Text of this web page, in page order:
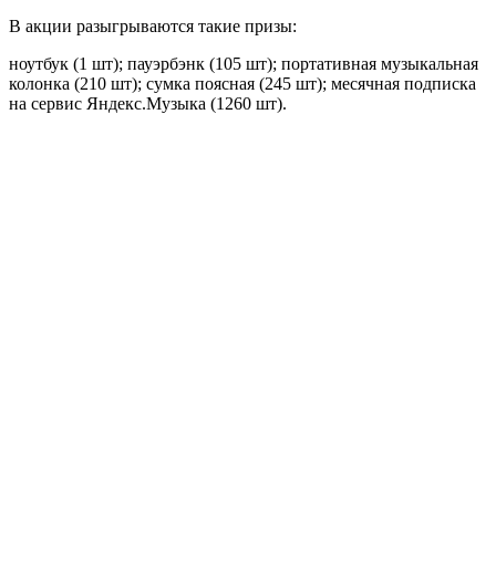
В акции разыгрываются такие призы:
ноутбук (1 шт); пауэрбэнк (105 шт); портативная музыкальная
колонка (210 шт); сумка поясная (245 шт); месячная подписка
на сервис Яндекс.Музыка (1260 шт).